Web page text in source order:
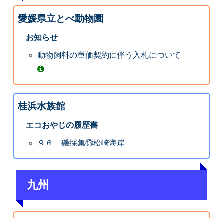
愛媛県立とべ動物園
お知らせ
動物飼料の単価契約に伴う入札について
桂浜水族館
エコおやじの履歴書
９６ 磯採集⑬松崎海岸
九州